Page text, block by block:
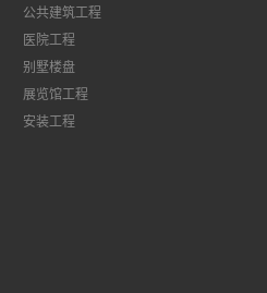
公共建筑工程
医院工程
别墅楼盘
展览馆工程
安装工程